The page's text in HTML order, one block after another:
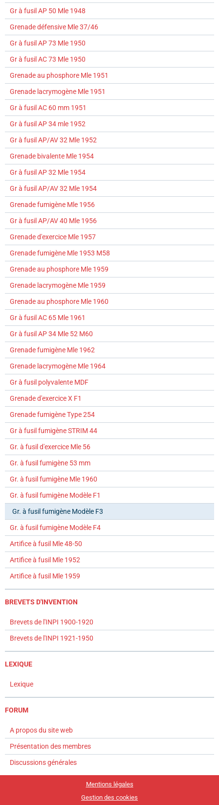
Gr à fusil AP 50 Mle 1948
Grenade défensive Mle 37/46
Gr à fusil AP 73 Mle 1950
Gr à fusil AC 73 Mle 1950
Grenade au phosphore Mle 1951
Grenade lacrymogène Mle 1951
Gr à fusil AC 60 mm 1951
Gr à fusil AP 34 mle 1952
Gr à fusil AP/AV 32 Mle 1952
Grenade bivalente Mle 1954
Gr à fusil AP 32 Mle 1954
Gr à fusil AP/AV 32 Mle 1954
Grenade fumigène Mle 1956
Gr à fusil AP/AV 40 Mle 1956
Grenade d'exercice Mle 1957
Grenade fumigène Mle 1953 M58
Grenade au phosphore Mle 1959
Grenade lacrymogène Mle 1959
Grenade au phosphore Mle 1960
Gr à fusil AC 65 Mle 1961
Gr à fusil AP 34 Mle 52 M60
Grenade fumigène Mle 1962
Grenade lacrymogène Mle 1964
Gr à fusil polyvalente MDF
Grenade d'exercice X F1
Grenade fumigène Type 254
Gr à fusil fumigène STRIM 44
Gr. à fusil d'exercice Mle 56
Gr. à fusil fumigène 53 mm
Gr. à fusil fumigène Mle 1960
Gr. à fusil fumigène Modèle F1
Gr. à fusil fumigène Modèle F3
Gr. à fusil fumigène Modèle F4
Artifice à fusil Mle 48-50
Artifice à fusil Mle 1952
Artifice à fusil Mle 1959
BREVETS D'INVENTION
Brevets de l'INPI 1900-1920
Brevets de l'INPI 1921-1950
LEXIQUE
Lexique
FORUM
A propos du site web
Présentation des membres
Discussions générales
Mentions légales
Gestion des cookies